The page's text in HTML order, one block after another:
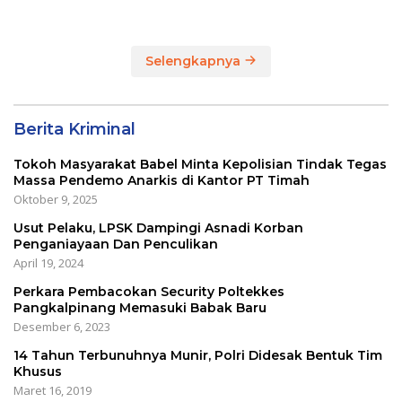
Selengkapnya
Berita Kriminal
Tokoh Masyarakat Babel Minta Kepolisian Tindak Tegas
Massa Pendemo Anarkis di Kantor PT Timah
Oktober 9, 2025
Usut Pelaku, LPSK Dampingi Asnadi Korban
Penganiayaan Dan Penculikan
April 19, 2024
Perkara Pembacokan Security Poltekkes
Pangkalpinang Memasuki Babak Baru
Desember 6, 2023
14 Tahun Terbunuhnya Munir, Polri Didesak Bentuk Tim
Khusus
Maret 16, 2019